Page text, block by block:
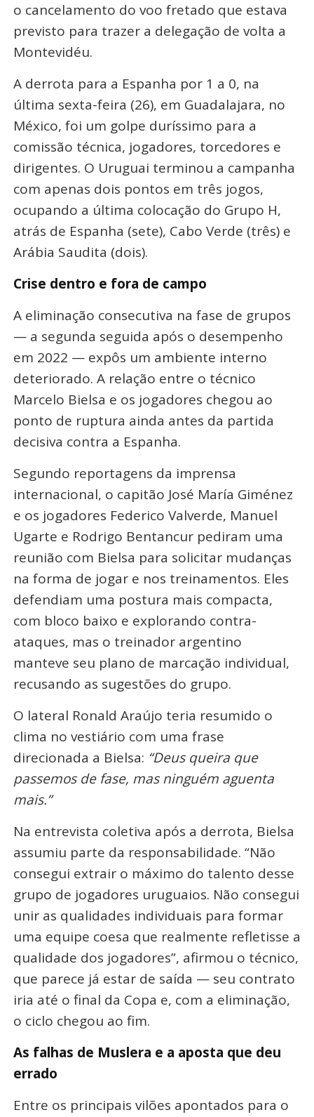
o cancelamento do voo fretado que estava
previsto para trazer a delegação de volta a
Montevidéu.
A derrota para a Espanha por 1 a 0, na
última sexta-feira (26), em Guadalajara, no
México, foi um golpe duríssimo para a
comissão técnica, jogadores, torcedores e
dirigentes. O Uruguai terminou a campanha
com apenas dois pontos em três jogos,
ocupando a última colocação do Grupo H,
atrás de Espanha (sete), Cabo Verde (três) e
Arábia Saudita (dois).
Crise dentro e fora de campo
A eliminação consecutiva na fase de grupos
— a segunda seguida após o desempenho
em 2022 — expôs um ambiente interno
deteriorado. A relação entre o técnico
Marcelo Bielsa e os jogadores chegou ao
ponto de ruptura ainda antes da partida
decisiva contra a Espanha.
Segundo reportagens da imprensa
internacional, o capitão José María Giménez
e os jogadores Federico Valverde, Manuel
Ugarte e Rodrigo Bentancur pediram uma
reunião com Bielsa para solicitar mudanças
na forma de jogar e nos treinamentos. Eles
defendiam uma postura mais compacta,
com bloco baixo e explorando contra-
ataques, mas o treinador argentino
manteve seu plano de marcação individual,
recusando as sugestões do grupo.
O lateral Ronald Araújo teria resumido o
clima no vestiário com uma frase
direcionada a Bielsa: “Deus queira que
passemos de fase, mas ninguém aguenta
mais.”
Na entrevista coletiva após a derrota, Bielsa
assumiu parte da responsabilidade. “Não
consegui extrair o máximo do talento desse
grupo de jogadores uruguaios. Não consegui
unir as qualidades individuais para formar
uma equipe coesa que realmente refletisse a
qualidade dos jogadores”, afirmou o técnico,
que parece já estar de saída — seu contrato
iria até o final da Copa e, com a eliminação,
o ciclo chegou ao fim.
As falhas de Muslera e a aposta que deu
errado
Entre os principais vilões apontados para o